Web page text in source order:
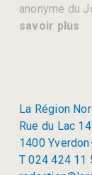
anonyme du
savoir plus
La Région
Rue du Lac 14
1400
T 024 424 11